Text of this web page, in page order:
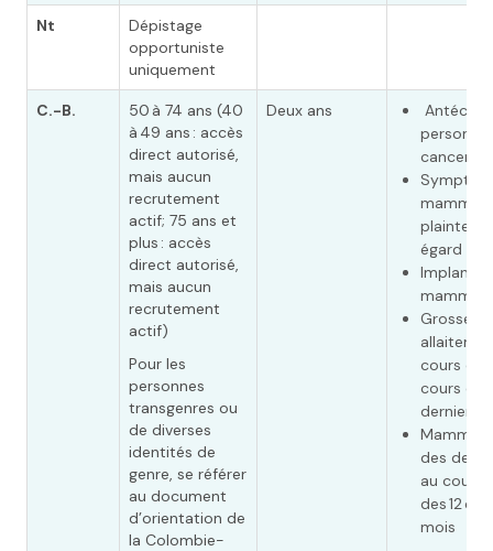
Nt
Dépistage
opportuniste
uniquement
C.-B.
50 à 74 ans (40
à 49 ans : accès
direct autorisé,
mais aucun
recrutement
actif; 75 ans et
plus : accès
direct autorisé,
mais aucun
recrutement
actif)
Pour les
personnes
transgenres ou
de diverses
identités de
genre, se référer
au document
d’orientation de
la Colombie-
Deux ans
cancer
plaintes
égard
Implants
cours ou
cours
derniers
des deux
au cours
des 12
mois